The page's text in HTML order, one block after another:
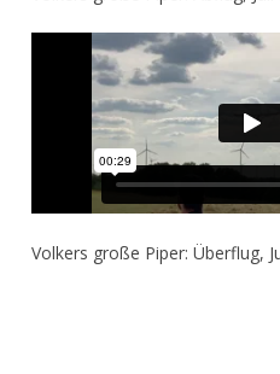
Volkers große Piper: Überflug,